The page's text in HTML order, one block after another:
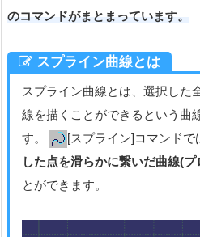
のコマンドがまと まっています。
スプライン曲線とは
スプライン曲線とは、選択した
線を描くことができるという曲
す。
[スプライン]コマンド
した点を滑らかに繋いだ曲線(
とができます。